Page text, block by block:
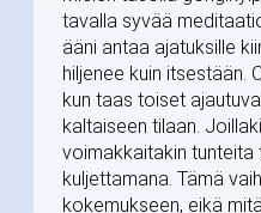
tavalla syvää
ääni antaa ajatuksille
hiljenee kuin itsestään.
kun taas toiset
kaltaiseen tilaan.
voimakkaitakin tunteita
kuljettamana. Tämä
kokemukseen, eikä